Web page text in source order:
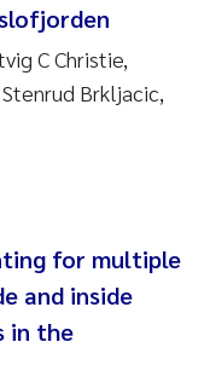
C Christie,
Brkljacic,
for multiple
and inside
in the